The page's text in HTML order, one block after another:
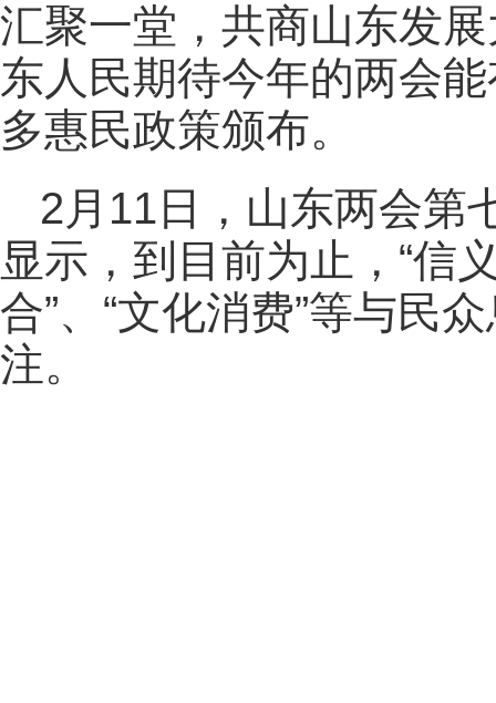
汇聚一堂，共商山东发
东人民期待今年的两会
多惠民政策颁布。
2月11日，山东两会第
显示，到目前为止，“信
合”、“文化消费”等与民
注。